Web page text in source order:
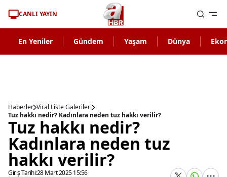
CANLI YAYIN
En Yeniler Gündem Yaşam Dünya
Haberler Viral Liste Galerileri
Tuz hakkı nedir? Kadınlara neden tuz hakkı verilir?
Tuz hakkı nedir?
Kadınlara neden tuz
hakkı verilir?
Giriş Tarihi:28 Mart 2025 15:56